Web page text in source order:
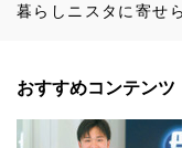
暮らしニスタに寄せ
おすすめコンテンツ